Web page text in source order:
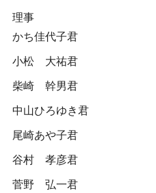
理事
かち佳代子君
小松 大祐君
柴崎 幹男君
中山ひろゆき君
尾崎あや子君
谷村 孝彦君
菅野 弘一君